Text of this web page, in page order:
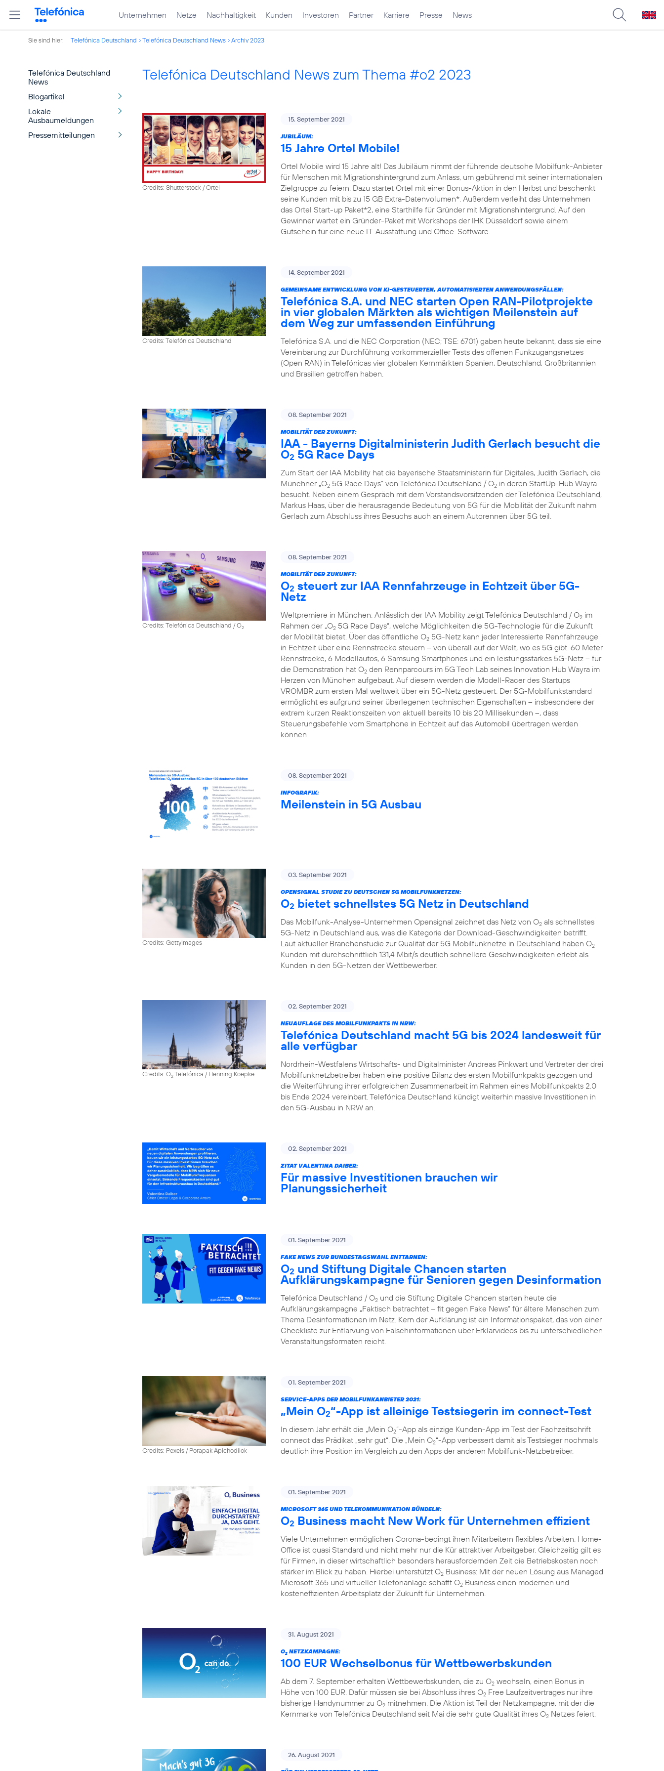
Unternehmen Netze Nachhaltigkeit Kunden Investoren Partner Karriere Presse News
Sie sind hier: Telefónica Deutschland Telefónica Deutschland News Archiv 2023
Telefónica Deutschland
News
Blogartikel
Lokale
Ausbaumeldungen
Pressemitteilungen
Telefónica Deutschland News zum Thema #o2 2023
Credits: Shutterstock / Ortel
15. September 2021
JUBILÄUM:
15 Jahre Ortel Mobile!
Ortel Mobile wird 15 Jahre alt! Das Jubiläum nimmt der führende deutsche Mobilfunk-Anbieter
für Menschen mit Migrationshintergrund zum Anlass, um gebührend mit seiner internationalen
Zielgruppe zu feiern: Dazu startet Ortel mit einer Bonus-Aktion in den Herbst und beschenkt
seine Kunden mit bis zu 15 GB Extra-Datenvolumen*. Außerdem verleiht das Unternehmen
das Ortel Start-up Paket*2, eine Starthilfe für Gründer mit Migrationshintergrund. Auf den
Gewinner wartet ein Gründer-Paket mit Workshops der IHK Düsseldorf sowie einem
Gutschein für eine neue IT-Ausstattung und Office-Software.
Credits: Telefónica Deutschland
14. September 2021
GEMEINSAME ENTWICKLUNG VON KI-GESTEUERTEN, AUTOMATISIERTEN ANWENDUNGSFÄLLEN:
Telefónica S.A. und NEC starten Open RAN-Pilotprojekte
in vier globalen Märkten als wichtigen Meilenstein auf
dem Weg zur umfassenden Einführung
Telefónica S.A. und die NEC Corporation (NEC; TSE: 6701) gaben heute bekannt, dass sie eine
Vereinbarung zur Durchführung vorkommerzieller Tests des offenen Funkzugangsnetzes
(Open RAN) in Telefónicas vier globalen Kernmärkten Spanien, Deutschland, Großbritannien
und Brasilien getroffen haben.
08. September 2021
MOBILITÄT DER ZUKUNFT:
IAA - Bayerns Digitalministerin Judith Gerlach besucht die
O2 5G Race Days
Zum Start der IAA Mobility hat die bayerische Staatsministerin für Digitales, Judith Gerlach, die
Münchner „O2 5G Race Days“ von Telefónica Deutschland / O2 in deren StartUp-Hub Wayra
besucht. Neben einem Gespräch mit dem Vorstandsvorsitzenden der Telefónica Deutschland,
Markus Haas, über die herausragende Bedeutung von 5G für die Mobilität der Zukunft nahm
Gerlach zum Abschluss ihres Besuchs auch an einem Autorennen über 5G teil.
Credits: Telefónica Deutschland / O2
08. September 2021
MOBILITÄT DER ZUKUNFT:
O2 steuert zur IAA Rennfahrzeuge in Echtzeit über 5G-
Netz
Weltpremiere in München: Anlässlich der IAA Mobility zeigt Telefónica Deutschland / O2 im
Rahmen der „O2 5G Race Days“, welche Möglichkeiten die 5G-Technologie für die Zukunft
der Mobilität bietet. Über das öffentliche O2 5G-Netz kann jeder Interessierte Rennfahrzeuge
in Echtzeit über eine Rennstrecke steuern – von überall auf der Welt, wo es 5G gibt. 60 Meter
Rennstrecke, 6 Modellautos, 6 Samsung Smartphones und ein leistungsstarkes 5G-Netz – für
die Demonstration hat O2 den Rennparcours im 5G Tech Lab seines Innovation Hub Wayra im
Herzen von München aufgebaut. Auf diesem werden die Modell-Racer des Startups
VROMBR zum ersten Mal weltweit über ein 5G-Netz gesteuert. Der 5G-Mobilfunkstandard
ermöglicht es aufgrund seiner überlegenen technischen Eigenschaften – insbesondere der
extrem kurzen Reaktionszeiten von aktuell bereits 10 bis 20 Millisekunden –, dass
Steuerungsbefehle vom Smartphone in Echtzeit auf das Automobil übertragen werden
können.
08. September 2021
INFOGRAFIK:
Meilenstein in 5G Ausbau
Credits: Gettyimages
03. September 2021
OPENSIGNAL STUDIE ZU DEUTSCHEN 5G MOBILFUNKNETZEN:
O2 bietet schnellstes 5G Netz in Deutschland
Das Mobilfunk-Analyse-Unternehmen Opensignal zeichnet das Netz von O2 als schnellstes
5G-Netz in Deutschland aus, was die Kategorie der Download-Geschwindigkeiten betrifft.
Laut aktueller Branchenstudie zur Qualität der 5G Mobilfunknetze in Deutschland haben O2
Kunden mit durchschnittlich 131,4 Mbit/s deutlich schnellere Geschwindigkeiten erlebt als
Kunden in den 5G-Netzen der Wettbewerber.
Credits: O2Telefónica / Henning Koepke
02. September 2021
NEUAUFLAGE DES MOBILFUNKPAKTS IN NRW:
Telefónica Deutschland macht 5G bis 2024 landesweit für
alle verfügbar
Nordrhein-Westfalens Wirtschafts- und Digitalminister Andreas Pinkwart und Vertreter der drei
Mobilfunknetzbetreiber haben eine positive Bilanz des ersten Mobilfunkpakts gezogen und
die Weiterführung ihrer erfolgreichen Zusammenarbeit im Rahmen eines Mobilfunkpakts 2.0
bis Ende 2024 vereinbart. Telefónica Deutschland kündigt weiterhin massive Investitionen in
den 5G-Ausbau in NRW an.
02. September 2021
ZITAT VALENTINA DAIBER:
Für massive Investitionen brauchen wir
Planungssicherheit
01. September 2021
FAKE NEWS ZUR BUNDESTAGSWAHL ENTTARNEN:
O2 und Stiftung Digitale Chancen starten
Aufklärungskampagne für Senioren gegen Desinformation
Telefónica Deutschland / O2 und die Stiftung Digitale Chancen starten heute die
Aufklärungskampagne „Faktisch betrachtet – fit gegen Fake News“ für ältere Menschen zum
Thema Desinformationen im Netz. Kern der Aufklärung ist ein Informationspaket, das von einer
Checkliste zur Entlarvung von Falschinformationen über Erklärvideos bis zu unterschiedlichen
Veranstaltungsformaten reicht.
Credits: Pexels / Porapak Apichodilok
01. September 2021
SERVICE-APPS DER MOBILFUNKANBIETER 2021:
„Mein O2“-App ist alleinige Testsiegerin im connect-Test
In diesem Jahr erhält die „Mein O2“-App als einzige Kunden-App im Test der Fachzeitschrift
connect das Prädikat „sehr gut“. Die „Mein O2“-App verbessert damit als Testsieger nochmals
deutlich ihre Position im Vergleich zu den Apps der anderen Mobilfunk-Netzbetreiber.
01. September 2021
MICROSOFT 365 UND TELEKOMMUNIKATION BÜNDELN:
O2 Business macht New Work für Unternehmen effizient
Viele Unternehmen ermöglichen Corona-bedingt ihren Mitarbeitern flexibles Arbeiten. Home-
Office ist quasi Standard und nicht mehr nur die Kür attraktiver Arbeitgeber. Gleichzeitig gilt es
für Firmen, in dieser wirtschaftlich besonders herausfordernden Zeit die Betriebskosten noch
stärker im Blick zu haben. Hierbei unterstützt O2 Business: Mit der neuen Lösung aus Managed
Microsoft 365 und virtueller Telefonanlage schafft O2 Business einen modernen und
kosteneffizienten Arbeitsplatz der Zukunft für Unternehmen.
31. August 2021
O2 NETZKAMPAGNE:
100 EUR Wechselbonus für Wettbewerbskunden
Ab dem 7. September erhalten Wettbewerbskunden, die zu O2 wechseln, einen Bonus in
Höhe von 100 EUR. Dafür müssen sie bei Abschluss ihres O2 Free Laufzeitvertrages nur ihre
bisherige Handynummer zu O2 mitnehmen. Die Aktion ist Teil der Netzkampagne, mit der die
Kernmarke von Telefónica Deutschland seit Mai die sehr gute Qualität ihres O2 Netzes feiert.
26. August 2021